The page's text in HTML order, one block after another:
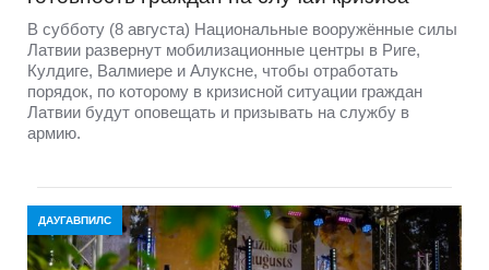
В субботу (8 августа) Национальные вооружённые силы
Латвии развернут мобилизационные центры в Риге,
Кулдиге, Валмиере и Алуксне, чтобы отработать
порядок, по которому в кризисной ситуации граждан
Латвии будут оповещать и призывать на службу в
армию.
ДАУГАВПИЛС